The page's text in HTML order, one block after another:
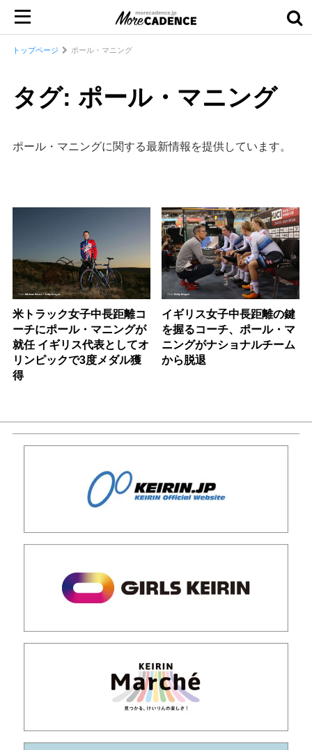
トップページ ポール・マニング
タグ: ポール・マニング
ポール・マニングに関する最新情報を提供しています。
米トラック女子中長距離コ
ーチにポール・マニングが
就任 イギリス代表としてオ
リンピックで3度メダル獲
得
イギリス女子中長距離の鍵
を握るコーチ、ポール・マ
ニングがナショナルチーム
から脱退